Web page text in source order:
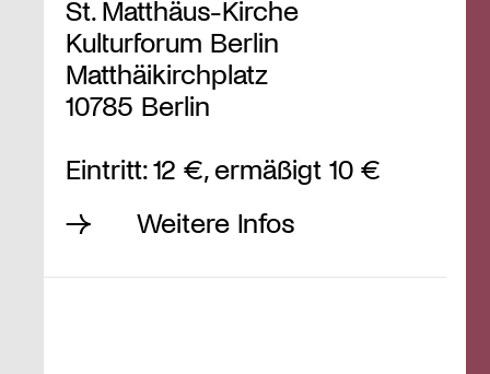
St. Matthäus-Kirche
Kulturforum Berlin
Matthäikirchplatz
10785 Berlin
Eintritt: 12 €, ermäßigt 10 €
Weitere Infos